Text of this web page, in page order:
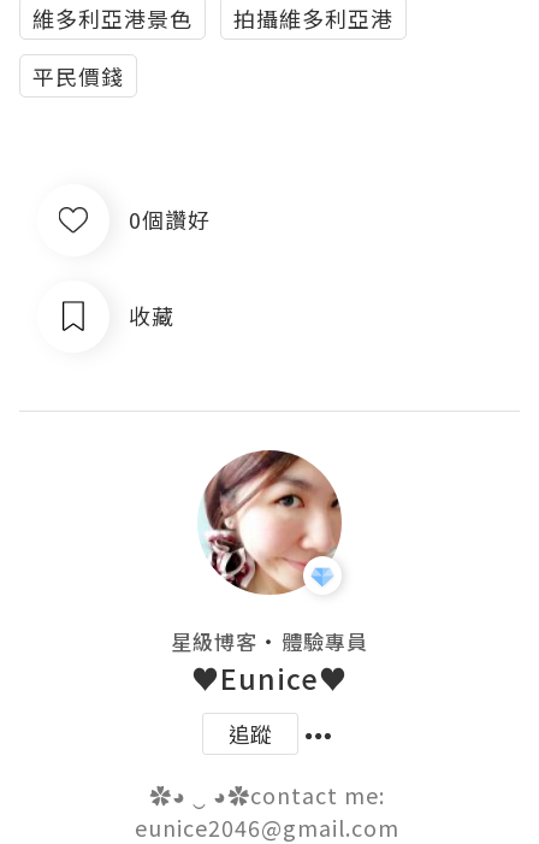
維多利亞港景色
拍攝維多利亞港
平民價錢
0個讚好
收藏
星級博客 ・ 體驗專員
♥Eunice♥
追蹤
✿◕ ‿ ◕✿contact me:
eunice2046@gmail.com